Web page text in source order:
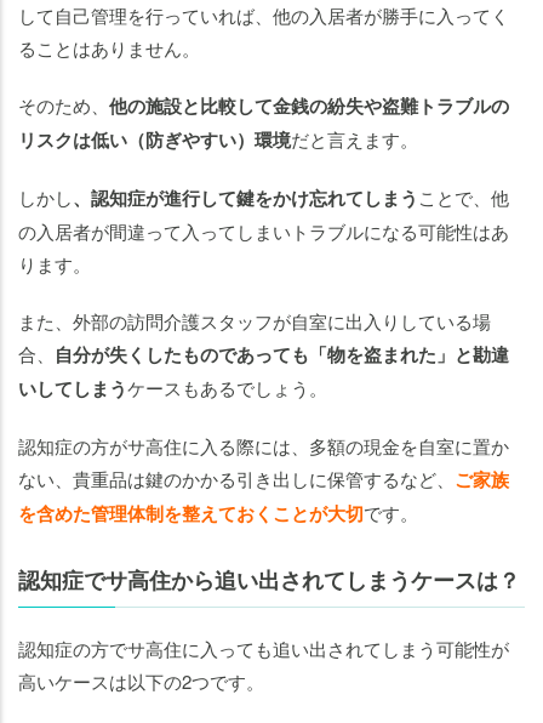
して自己管理を行っていれば、他の入居者が勝手に入ってく
ることはありません。
そのため、 他の施設と比較して金銭の紛失や盗難トラブルの
リスクは低い（防ぎやすい）環境だと言えます。
しかし、認知症が進行して鍵をかけ忘れてしまう ことで、他
の入居者が間違って入ってしまいトラブルになる可能性はあ
ります。
また、外部の訪問介護スタッフが自室に出入りしている場
合、 自分が失くしたものであっても 「物を盗まれた」と勘違
いしてしまうケースもあるでしょう。
認知症の方がサ高住に入る際には、多額の現金を自室に置か
ない、貴重品は鍵のかかる引き出しに保管するなど、 ご家族
を含めた管理体制を整えておくことが大切です。
認知症でサ高住から追い出されてしまうケースは？
認知症の方でサ高住に入っても追い出されてしまう可能性が
高いケースは以下の2つです。